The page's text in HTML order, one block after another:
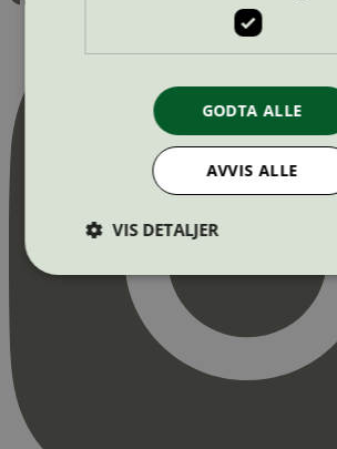
GODTA ALLE
AVVIS ALLE
VIS DETALJER
Strengt nødvendig
Statistikk